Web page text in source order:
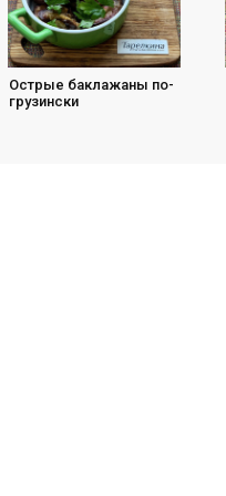
Острые баклажаны по-
грузински